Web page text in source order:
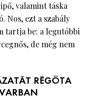
valamint táska
Nos, ezt a szabály
tartja be: a legutóbbi
de még nem
RÉGÓTA